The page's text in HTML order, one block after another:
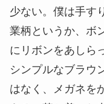
少ない。僕は手す
業柄というか、ボ
にリボンをあしら
シンプルなブラウ
はなく、メガネを